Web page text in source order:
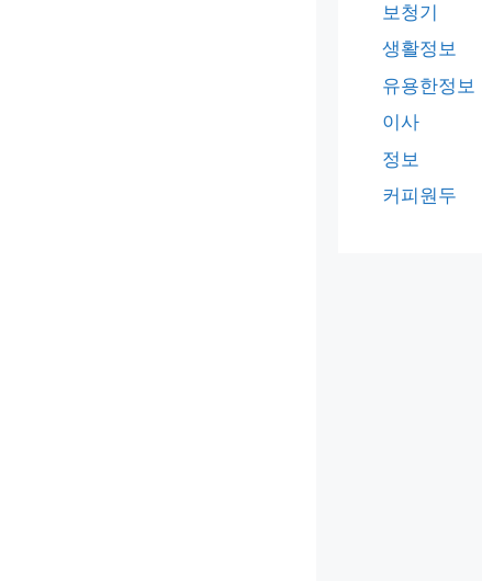
보청기
생활정보
유용한정보
이사
정보
커피원두